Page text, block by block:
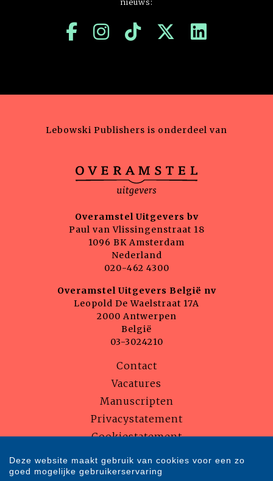
Lebowski Publishers is onderdeel van
Overamstel Uitgevers bv
Paul van Vlissingenstraat 18
1096 BK Amsterdam
Nederland
020-462 4300
Overamstel Uitgevers België nv
Leopold De Waelstraat 17A
2000 Antwerpen
België
03-3024210
Contact
Vacatures
Manuscripten
Privacystatement
Cookiestatement
Deze website maakt gebruik van cookies voor een zo
goed mogelijke gebruikerservaring